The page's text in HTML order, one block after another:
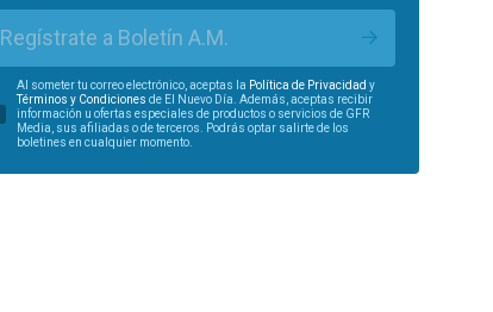
Regístrate a Boletín A.M.
Al someter tu correo electrónico, aceptas la Política de Privacidad y
Términos y Condiciones de El Nuevo Día. Además, aceptas recibir
información u ofertas especiales de productos o servicios de GFR
Media, sus afiliadas o de terceros. Podrás optar salirte de los
boletines en cualquier momento.